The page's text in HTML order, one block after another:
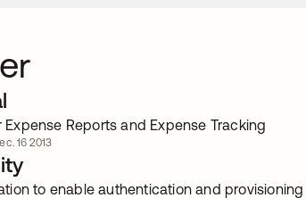
Expense Reports and Expense Tracking
16 2013
to enable authentication and